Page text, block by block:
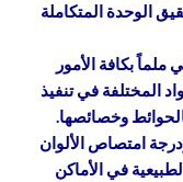
الوحدة المتكاملة
بكافة الأمور
المختلفة في تنفيذ
وخصائصها.
امتصاص الألوان
في الأماكن